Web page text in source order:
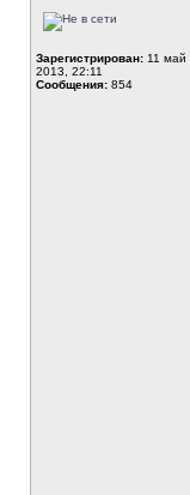
Зарегистрирован: 11 май
2013, 22:11
Сообщения: 854